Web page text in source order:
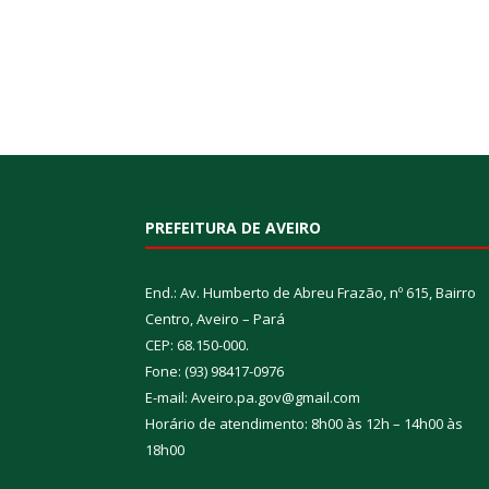
PREFEITURA DE AVEIRO
End.: Av. Humberto de Abreu Frazão, nº 615, Bairro
Centro, Aveiro – Pará
CEP: 68.150-000.
Fone: (93) 98417-0976
E-mail: Aveiro.pa.gov@gmail.com
Horário de atendimento: 8h00 às 12h – 14h00 às
18h00